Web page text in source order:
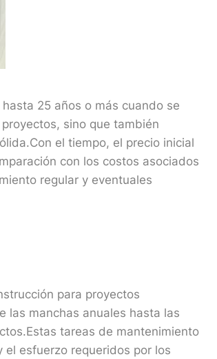
25 años o más cuando se
sino que también
el tiempo, el precio inicial
con los costos asociados
regular y eventuales
para proyectos
las manchas anuales hasta las
tareas de mantenimiento
esfuerzo requeridos por los